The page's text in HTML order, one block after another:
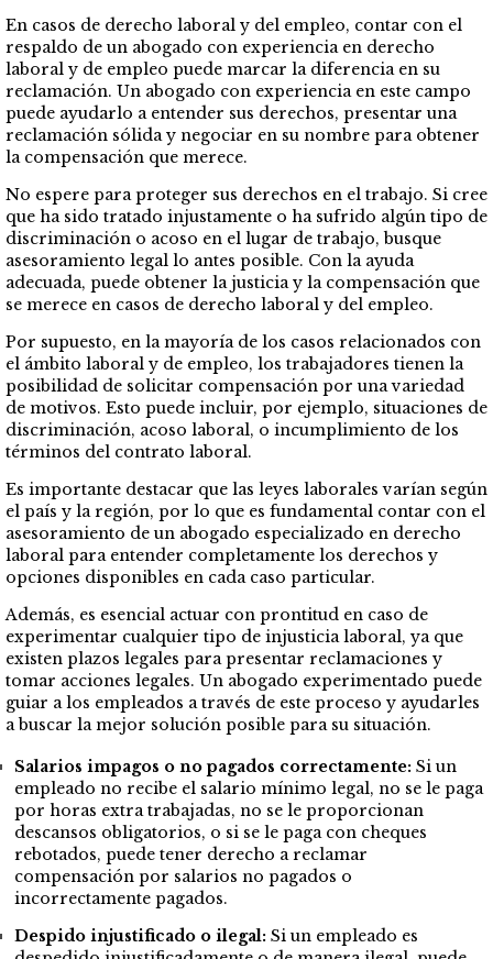
En casos de derecho laboral y del empleo, contar con el
respaldo de un abogado con experiencia en derecho
laboral y de empleo puede marcar la diferencia en su
reclamación. Un abogado con experiencia en este campo
puede ayudarlo a entender sus derechos, presentar una
reclamación sólida y negociar en su nombre para obtener
la compensación que merece.
No espere para proteger sus derechos en el trabajo. Si cree
que ha sido tratado injustamente o ha sufrido algún tipo de
discriminación o acoso en el lugar de trabajo, busque
asesoramiento legal lo antes posible. Con la ayuda
adecuada, puede obtener la justicia y la compensación que
se merece en casos de derecho laboral y del empleo.
Por supuesto, en la mayoría de los casos relacionados con
el ámbito laboral y de empleo, los trabajadores tienen la
posibilidad de solicitar compensación por una variedad
de motivos. Esto puede incluir, por ejemplo, situaciones de
discriminación, acoso laboral, o incumplimiento de los
términos del contrato laboral.
Es importante destacar que las leyes laborales varían según
el país y la región, por lo que es fundamental contar con el
asesoramiento de un abogado especializado en derecho
laboral para entender completamente los derechos y
opciones disponibles en cada caso particular.
Además, es esencial actuar con prontitud en caso de
experimentar cualquier tipo de injusticia laboral, ya que
existen plazos legales para presentar reclamaciones y
tomar acciones legales. Un abogado experimentado puede
guiar a los empleados a través de este proceso y ayudarles
a buscar la mejor solución posible para su situación.
Salarios impagos o no pagados correctamente: Si un
empleado no recibe el salario mínimo legal, no se le paga
por horas extra trabajadas, no se le proporcionan
descansos obligatorios, o si se le paga con cheques
rebotados, puede tener derecho a reclamar
compensación por salarios no pagados o
incorrectamente pagados.
Despido injustificado o ilegal: Si un empleado es